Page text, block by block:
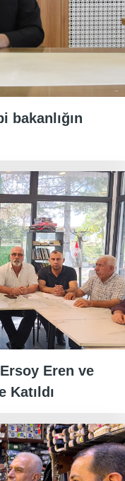
bakanlığın
Eren ve
Katıldı